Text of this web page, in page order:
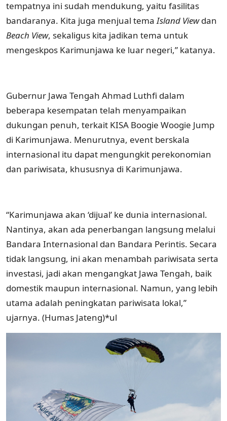
tempatnya ini sudah mendukung, yaitu fasilitas
bandaranya. Kita juga menjual temaIsland Viewdan
Beach View, sekaligus kita jadikan tema untuk
mengeskpos Karimunjawa ke luar negeri,” katanya.
Gubernur Jawa Tengah Ahmad Luthfi dalam
beberapa kesempatan telah menyampaikan
dukungan penuh, terkait KISA Boogie Woogie Jump
di Karimunjawa. Menurutnya, event berskala
internasional itu dapat mengungkit perekonomian
dan pariwisata, khususnya di Karimunjawa.
“Karimunjawa akan ‘dijual’ ke dunia internasional.
Nantinya, akan ada penerbangan langsung melalui
Bandara Internasional dan Bandara Perintis. Secara
tidak langsung, ini akan menambah pariwisata serta
investasi, jadi akan mengangkat Jawa Tengah, baik
domestik maupun internasional. Namun, yang lebih
utama adalah peningkatan pariwisata lokal,”
ujarnya. (Humas Jateng)*ul